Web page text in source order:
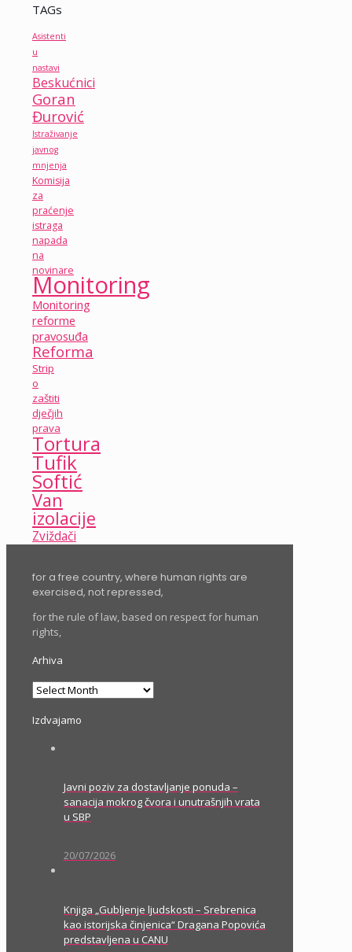
TAGs
Asistenti
u
nastavi
Beskućnici
Goran
Đurović
Istraživanje
javnog
mnjenja
Komisija
za
praćenje
istraga
napada
na
novinare
Monitoring
Monitoring
reforme
pravosuđa
Reforma
Strip
o
zaštiti
dječjih
prava
Tortura
Tufik
Softić
Van
izolacije
Zviždači
for a free country, where human rights are
exercised, not repressed,
for the rule of law, based on respect for human
rights,
Arhiva
Arhiva
Izdvajamo
Javni poziv za dostavljanje ponuda –
sanacija mokrog čvora i unutrašnjih vrata
u SBP
20/07/2026
Knjiga „Gubljenje ljudskosti – Srebrenica
kao istorijska činjenica“ Dragana Popovića
predstavljena u CANU